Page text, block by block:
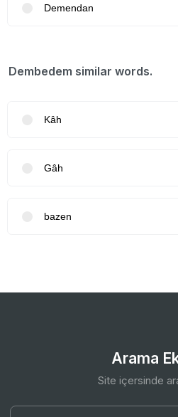
Demendan
Dembedem similar words.
Kâh
Gâh
bazen
Arama
Site içersinde